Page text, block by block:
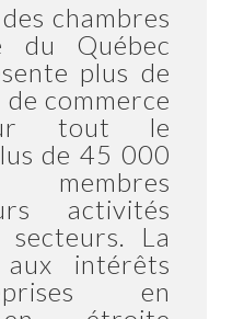
chambres
du Québec
plus de
commerce
tout le
de 45 000
membres
activités
La
intérêts
en